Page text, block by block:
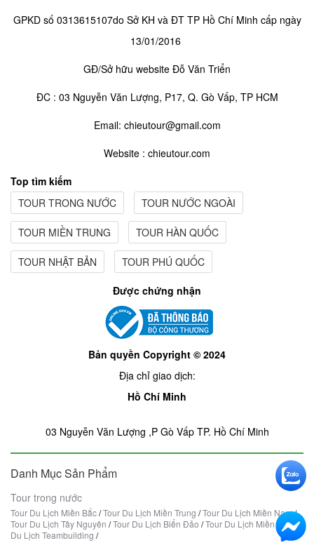
GPKD số 0313615107do Sở KH và ĐT TP Hồ Chí Minh cấp ngày
13/01/2016
GĐ/Sở hữu website Đỗ Văn Triển
ĐC : 03 Nguyễn Văn Lượng, P17, Q. Gò Vấp, TP HCM
Email: chieutour@gmail.com
Website : chieutour.com
Top tìm kiếm
TOUR TRONG NƯỚC
TOUR NƯỚC NGOÀI
TOUR MIỀN TRUNG TOUR HÀN QUỐC
TOUR NHẬT BẢN TOUR PHÚ QUỐC
Được chứng nhận
Bản quyền Copyright © 2024
Địa chỉ giao dịch:
Hồ Chí Minh
03 Nguyễn Văn Lượng ,P Gò Vấp TP. Hồ Chí Minh
Danh Mục Sản Phẩm
Tour trong nước
Tour Du Lịch Miền Bắc/Tour Du Lịch Miền Trung /Tour Du Lịch Miền Nam/
Tour Du Lịch Tây Nguyên /Tour Du Lịch Biển Đảo /Tour Du Lịch Miền Tây/
Du Lịch Teambuilding /